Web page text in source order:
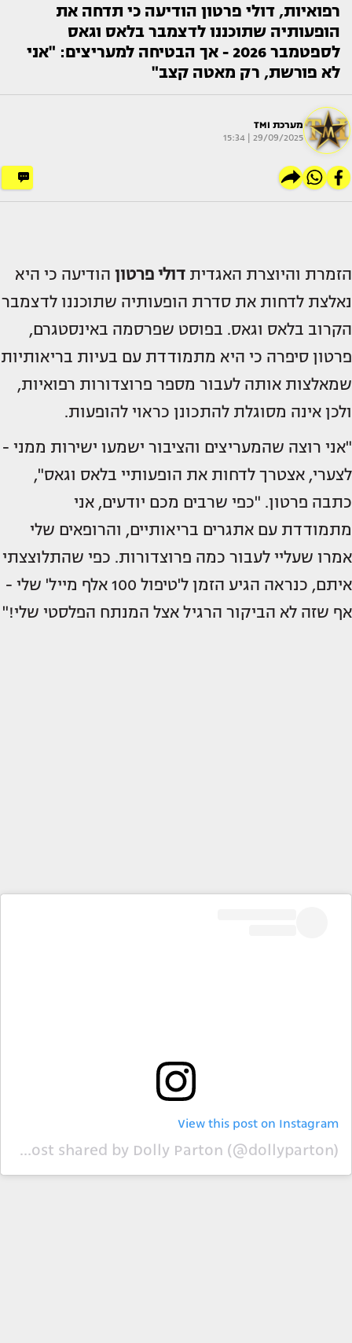
רפואיות, דולי פרטון הודיעה כי תדחה את
הופעותיה שתוכננו לדצמבר בלאס וגאס
לספטמבר 2026 - אך הבטיחה למעריצים: "אני
לא פורשת, רק מאטה קצב"
מערכת TMI
29/09/2025 | 15:34
הזמרת והיוצרת האגדית דולי פרטון הודיעה כי היא
נאלצת לדחות את סדרת הופעותיה שתוכננו לדצמבר
הקרוב בלאס וגאס. בפוסט שפרסמה באינסטגרם,
פרטון סיפרה כי היא מתמודדת עם בעיות בריאותיות
שמאלצות אותה לעבור מספר פרוצדורות רפואיות,
ולכן אינה מסוגלת להתכונן כראוי להופעות.
"אני רוצה שהמעריצים והציבור ישמעו ישירות ממני -
לצערי, אצטרך לדחות את הופעותיי בלאס וגאס",
כתבה פרטון. "כפי שרבים מכם יודעים, אני
מתמודדת עם אתגרים בריאותיים, והרופאים שלי
אמרו שעליי לעבור כמה פרוצדורות. כפי שהתלוצצתי
איתם, כנראה הגיע הזמן ל'טיפול 100 אלף מייל' שלי -
אף שזה לא הביקור הרגיל אצל המנתח הפלסטי שלי!"
View this post on Instagram
A post shared by Dolly Parton (@dollyparton)